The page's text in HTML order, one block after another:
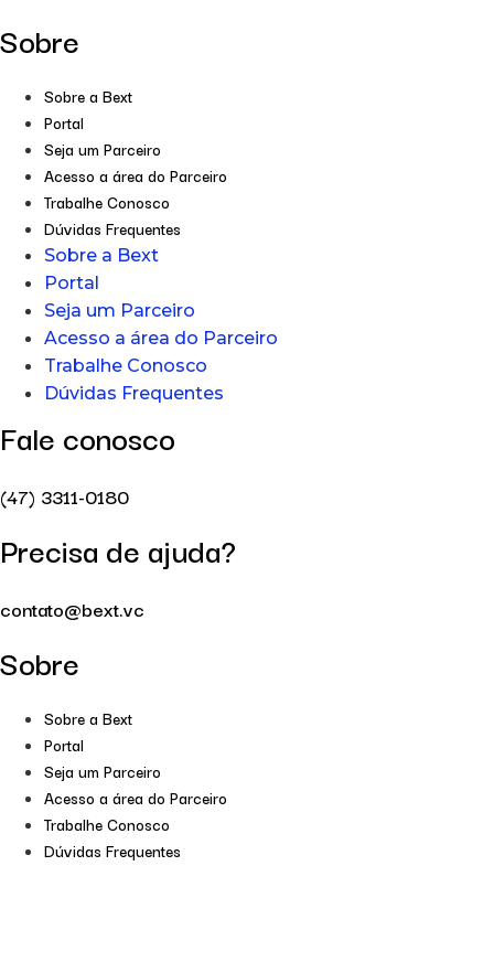
Sobre
Sobre a Bext
Portal
Seja um Parceiro
Acesso a área do Parceiro
Trabalhe Conosco
Dúvidas Frequentes
Sobre a Bext
Portal
Seja um Parceiro
Acesso a área do Parceiro
Trabalhe Conosco
Dúvidas Frequentes
Fale conosco
(47) 3311-0180
Precisa de ajuda?
contato@bext.vc
Sobre
Sobre a Bext
Portal
Seja um Parceiro
Acesso a área do Parceiro
Trabalhe Conosco
Dúvidas Frequentes